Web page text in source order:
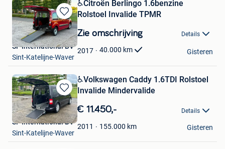
Bewaren
in
Mijn
Favorieten
️♿️Citroën Berlingo 1.6benzine
Rolstoel Invalide TPMR
Zie omschrijving Details
2017 40.000 km
SF International BV
Sint-Katelijne-Waver
Gisteren
Bewaren
in
Mijn
Favorieten
️️♿️Volkswagen Caddy 1.6TDI Rolstoel
Invalide Mindervalide
€ 11.450,- Details
2011 155.000 km
SF International BV
Sint-Katelijne-Waver
Gisteren